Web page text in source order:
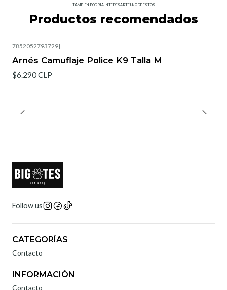
TAMBIÉN PODRÍA INTERESARTE UNO DE ESTOS
Productos recomendados
7852052793729|
Arnés Camuflaje Police K9 Talla M
$6.290 CLP
Follow us
CATEGORÍAS
Contacto
INFORMACIÓN
Contacto